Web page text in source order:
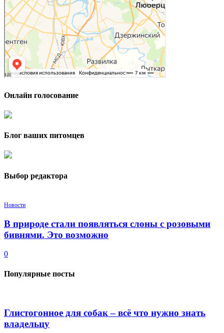
Онлайн голосование
Блог ваших питомцев
Выбор редактора
Новости
В природе стали появляться слоны с розовыми
бивнями. Это возможно
0
Популярные посты
Глистогонное для собак – всё что нужно знать
владельцу